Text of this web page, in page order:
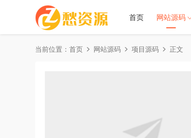
首页 网站源码
当前位置： 首页 网站源码 项目源码 正文